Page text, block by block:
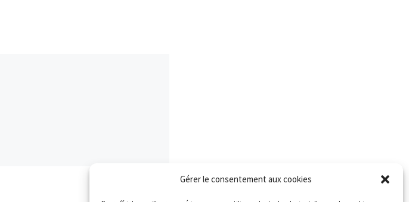
Gérer le consentement aux cookies